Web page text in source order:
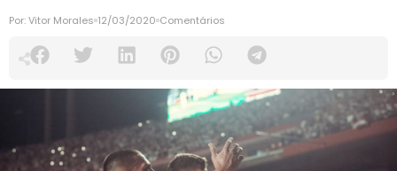
Por:Vitor Morales 12/03/2020 Comentários